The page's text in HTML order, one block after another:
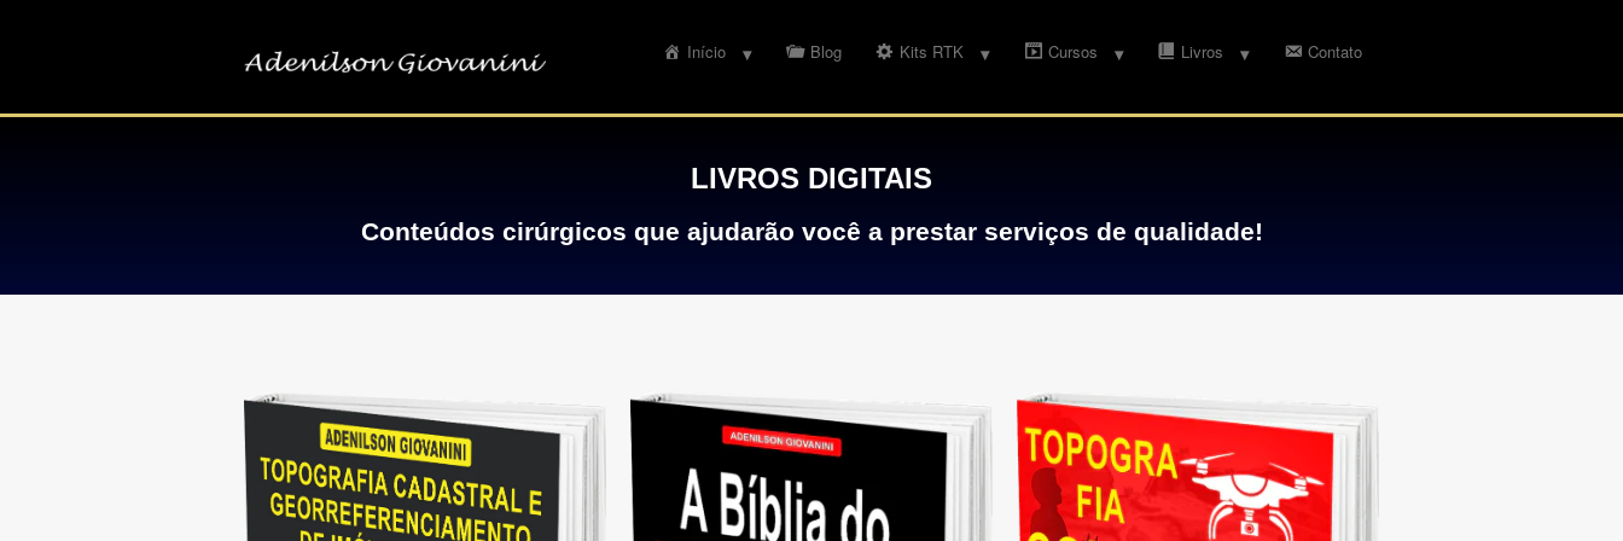
Início Blog Kits RTK Cursos Livros Contato
LIVROS DIGITAIS
Conteúdos cirúrgicos que ajudarão você a prestar serviços de qualidade!